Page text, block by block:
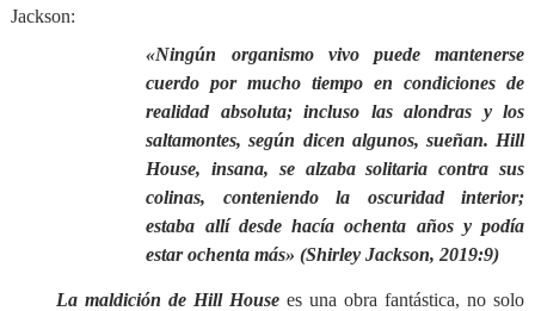
Jackson:
«Ningún organismo vivo puede mantenerse
cuerdo por mucho tiempo en condiciones de
realidad absoluta; incluso las alondras y los
saltamontes, según dicen algunos, sueñan. Hill
House, insana, se alzaba solitaria contra sus
colinas, conteniendo la oscuridad interior;
estaba allí desde hacía ochenta años y podía
estar ochenta más» (Shirley Jackson, 2019:9)
La maldición de Hill Housees una obra fantástica, no solo